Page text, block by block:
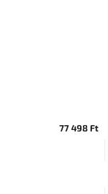
77 498 Ft